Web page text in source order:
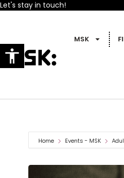
Let's stay in touch!
MSK
Home Events - MSK